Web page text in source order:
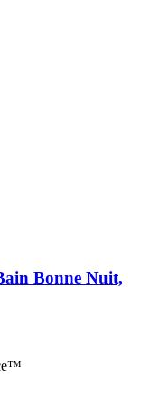
Bonne Nuit,